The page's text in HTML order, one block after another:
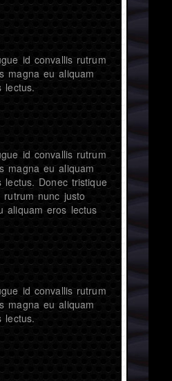
id convallis rutrum
magna eu aliquam
lectus.
id convallis rutrum
magna eu aliquam
lectus. Donec tristique
rutrum nunc justo
aliquam eros lectus
id convallis rutrum
magna eu aliquam
lectus.